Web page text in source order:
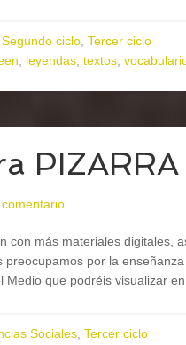
Segundo ciclo Tercer ciclo
leyendas textos
con más materiales digitales,
por la
que podréis visualizar
Sociales Tercer ciclo